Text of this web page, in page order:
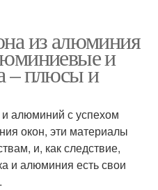
из алюминия
и
– плюсы и
и алюминий с успехом
окон, эти материалы
и, как следствие,
и алюминия есть свои